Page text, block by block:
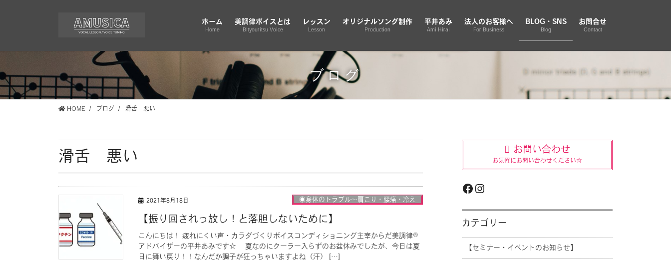
移
動
ン
に
移
ホーム
Home
美調律ボイスとは
Bityouritsu Voice
レッスン
Lesson
オリジナルソング制作
Production
平井あみ
Ami Hirai
法人のお客様へ
For Business
BLOG・SNS
Blog
お問合せ
Contact
ブログ
HOME ブログ 滑舌 悪い
滑舌 悪い
2021年8月18日 ◉身体のトラブル〜肩こり・腰痛・冷え
【振り回されっ放し！と落胆しないために】
こんにちは！ 疲れにくい声・カラダづくりボイスコンディショニング主宰からだ美調律®︎
アドバイザーの平井あみです☆ 夏なのにクーラー入らずのお盆休みでしたが、今日は夏
日に舞い戻り！！なんだか調子が狂っちゃいますよね（汗） […]
お問い合わせ
お気軽にお問い合わせください☆
Facebook
Instagram
カテゴリー
【セミナー・イベントのお知らせ】